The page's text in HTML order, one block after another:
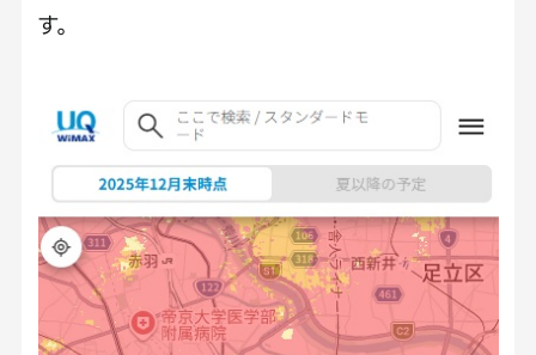
す。